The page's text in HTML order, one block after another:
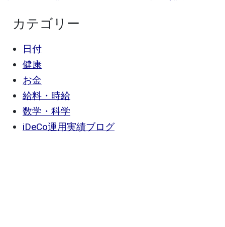
カテゴリー
日付
健康
お金
給料・時給
数学・科学
iDeCo運用実績ブログ